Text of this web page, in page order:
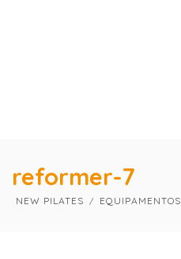
reformer-7
NEW PILATES EQUIPAMENTOS